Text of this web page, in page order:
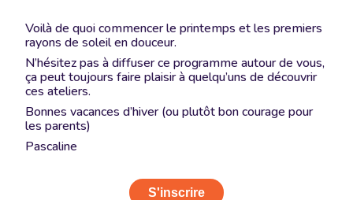
Voilà de quoi commencer le printemps et les premiers
rayons de soleil en douceur.
N’hésitez pas à diffuser ce programme autour de vous,
ça peut toujours faire plaisir à quelqu’uns de découvrir
ces ateliers.
Bonnes vacances d’hiver (ou plutôt bon courage pour
les parents)
Pascaline
S'inscrire